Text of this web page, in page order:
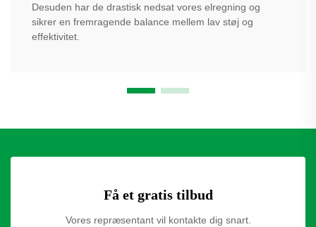
Desuden har de drastisk nedsat vores elregning og
sikrer en fremragende balance mellem lav støj og
effektivitet.
Få et gratis tilbud
Vores repræsentant vil kontakte dig snart.